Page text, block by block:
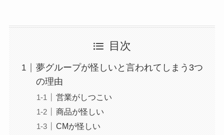
目次
夢グループが怪しいと言われてしまう3つ
の理由
営業がしつこい
商品が怪しい
CMが怪しい